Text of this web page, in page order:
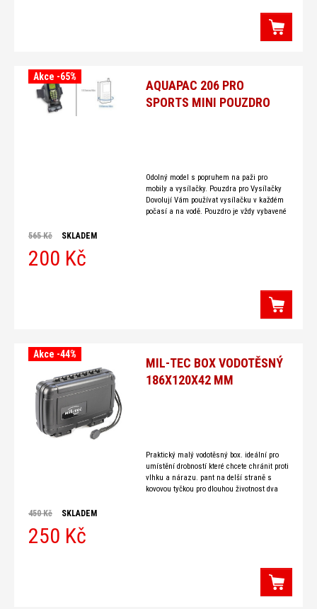
AQUAPAC 206 PRO
SPORTS MINI POUZDRO
Akce -65%
Odolný model s popruhem na paži pro
mobily a vysílačky. Pouzdra pro Vysílačky
Dovolují Vám používat vysílačku v každém
počasí a na vodě. Pouzdro je vždy vybavené
565 Kč SKLADEM
200 Kč
MIL-TEC BOX VODOTĚSNÝ
186X120X42 MM
Akce -44%
Praktický malý vodotěsný box. ideální pro
umístění drobností které chcete chránit proti
vlhku a nárazu. pant na delší straně s
kovovou tyčkou pro dlouhou životnost dva
450 Kč SKLADEM
250 Kč